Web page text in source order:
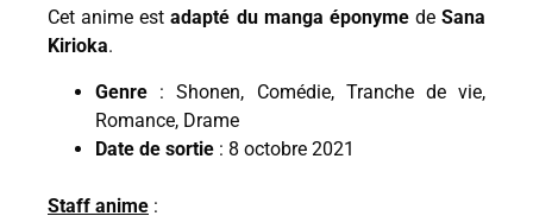
Cet anime estadapté du manga éponymede Sana
Kirioka.
Genre : Shonen, Comédie, Tranche de vie,
Romance, Drame
Date de sortie : 8 octobre 2021
Staff anime :